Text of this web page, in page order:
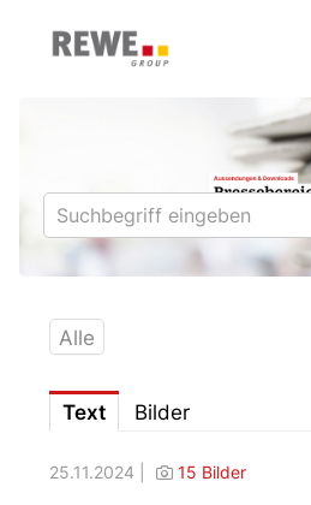
REWE International AG
BILLA
PENNY
BIPA
Downloads
Fotos – Vorstand
Alle
Text Bilder
25.11.2024 | 15 Bilder